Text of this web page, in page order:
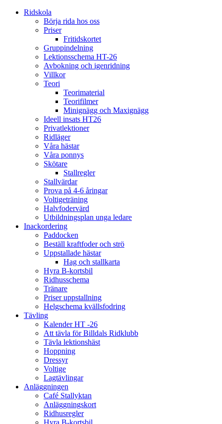
Ridskola
Börja rida hos oss
Priser
Fritidskortet
Gruppindelning
Lektionsschema HT-26
Avbokning och igenridning
Villkor
Teori
Teorimaterial
Teorifilmer
Minignägg och Maxignägg
Ideell insats HT26
Privatlektioner
Ridläger
Våra hästar
Våra ponnys
Skötare
Stallregler
Stallvärdar
Prova på 4-6 åringar
Voltigeträning
Halvfodervärd
Utbildningsplan unga ledare
Inackordering
Paddocken
Beställ kraftfoder och strö
Uppstallade hästar
Hag och stallkarta
Hyra B-kortsbil
Ridhusschema
Tränare
Priser uppstallning
Helgschema kvällsfodring
Tävling
Kalender HT -26
Att tävla för Billdals Ridklubb
Tävla lektionshäst
Hoppning
Dressyr
Voltige
Lagtävlingar
Anläggningen
Café Stallyktan
Anläggningskort
Ridhusregler
Hyra B-kortsbil